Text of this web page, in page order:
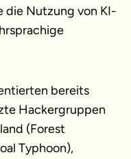
die Nutzung von KI-
bereits
Hackergruppen
(Forest
Typhoon),